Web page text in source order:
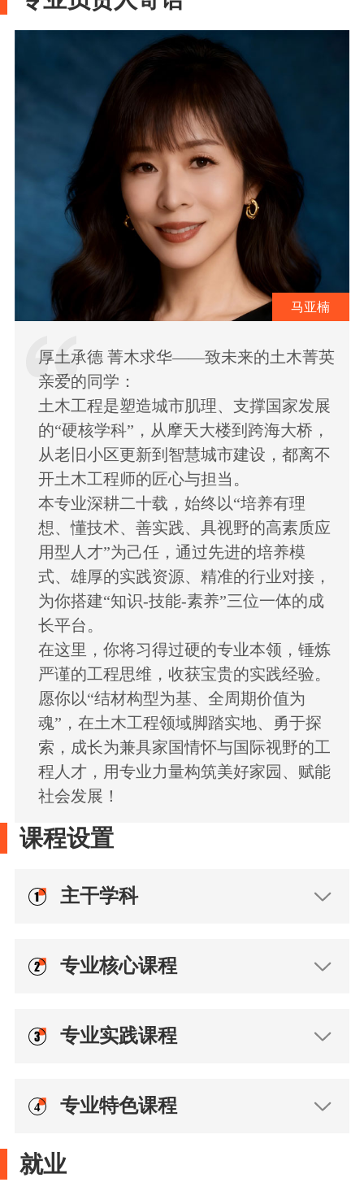
厚土承德 菁木求华——致未来的土木菁英
亲爱的同学：
土木工程是塑造城市肌理、支撑国家发展
的“硬核学科”，从摩天大楼到跨海大桥，
从老旧小区更新到智慧城市建设，都离不
开土木工程师的匠心与担当。
本专业深耕二十载，始终以“培养有理
想、懂技术、善实践、具视野的高素质应
用型人才”为己任，通过先进的培养模
式、雄厚的实践资源、精准的行业对接，
为你搭建“知识-技能-素养”三位一体的成
长平台。
在这里，你将习得过硬的专业本领，锤炼
严谨的工程思维，收获宝贵的实践经验。
愿你以“结材构型为基、全周期价值为
魂”，在土木工程领域脚踏实地、勇于探
索，成长为兼具家国情怀与国际视野的工
程人才，用专业力量构筑美好家园、赋能
社会发展！
马亚楠
课程设置
主干学科
专业核心课程
专业实践课程
专业特色课程
就业